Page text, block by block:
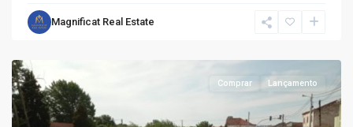
Magnificat Real Estate
Comprar Lançamento